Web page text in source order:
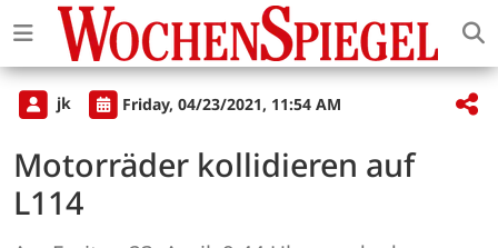
jk Friday, 04/23/2021, 11:54 AM
Motorräder kollidieren auf
L114